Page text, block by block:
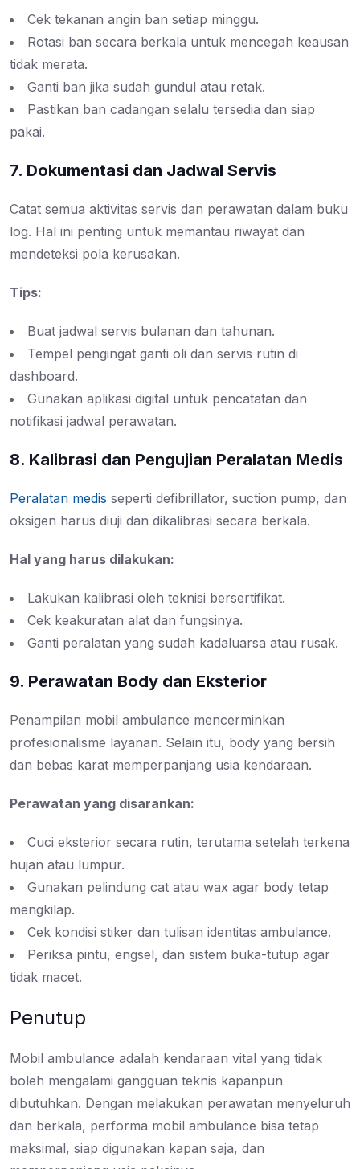
Cek tekanan angin ban setiap minggu.
Rotasi ban secara berkala untuk mencegah keausan
tidak merata.
Ganti ban jika sudah gundul atau retak.
Pastikan ban cadangan selalu tersedia dan siap
pakai.
7. Dokumentasi dan Jadwal Servis
Catat semua aktivitas servis dan perawatan dalam buku
log. Hal ini penting untuk memantau riwayat dan
mendeteksi pola kerusakan.
Tips:
Buat jadwal servis bulanan dan tahunan.
Tempel pengingat ganti oli dan servis rutin di
dashboard.
Gunakan aplikasi digital untuk pencatatan dan
notifikasi jadwal perawatan.
8. Kalibrasi dan Pengujian Peralatan Medis
Peralatan medis seperti defibrillator, suction pump, dan
oksigen harus diuji dan dikalibrasi secara berkala.
Hal yang harus dilakukan:
Lakukan kalibrasi oleh teknisi bersertifikat.
Cek keakuratan alat dan fungsinya.
Ganti peralatan yang sudah kadaluarsa atau rusak.
9. Perawatan Body dan Eksterior
Penampilan mobil ambulance mencerminkan
profesionalisme layanan. Selain itu, body yang bersih
dan bebas karat memperpanjang usia kendaraan.
Perawatan yang disarankan:
Cuci eksterior secara rutin, terutama setelah terkena
hujan atau lumpur.
Gunakan pelindung cat atau wax agar body tetap
mengkilap.
Cek kondisi stiker dan tulisan identitas ambulance.
Periksa pintu, engsel, dan sistem buka-tutup agar
tidak macet.
Penutup
Mobil ambulance adalah kendaraan vital yang tidak
boleh mengalami gangguan teknis kapanpun
dibutuhkan. Dengan melakukan perawatan menyeluruh
dan berkala, performa mobil ambulance bisa tetap
maksimal, siap digunakan kapan saja, dan